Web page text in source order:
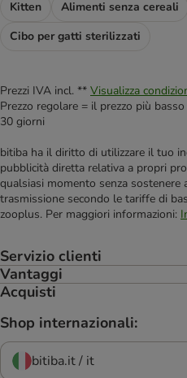
Kitten
Alimenti senza cereali
Cibo per gatti sterilizzati
Prezzi IVA incl. ** Visualizza
Prezzo regolare = il prezzo più
30 giorni
bitiba ha il diritto di utilizzare il tuo
pubblicità diretta relativa a propri
qualsiasi momento senza sostenere
trasmissione secondo le tariffe di
zooplus. Per maggiori informazioni:
Servizio clienti
Vantaggi
Acquisti
Shop internazionali:
bitiba.it / it